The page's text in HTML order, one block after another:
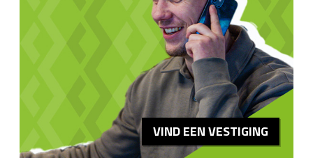
VIND EEN VESTIGING